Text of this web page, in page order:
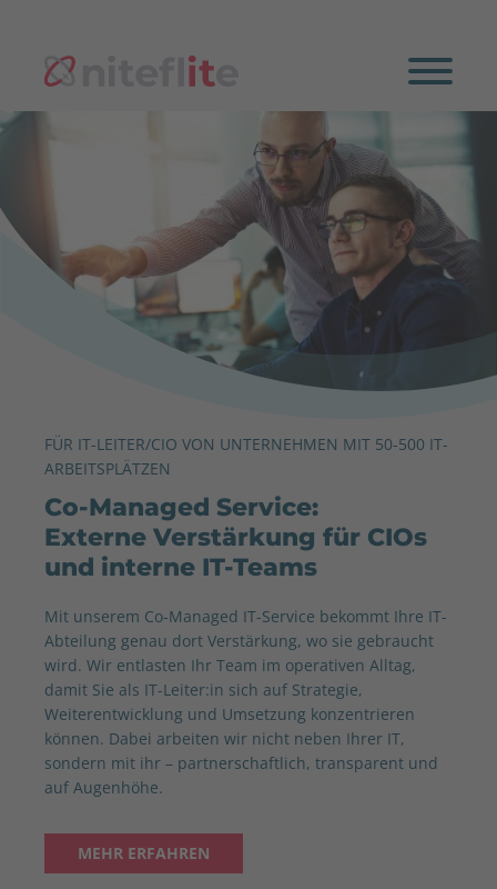
FÜR IT-LEITER/CIO VON UNTERNEHMEN MIT 50-500 IT-
ARBEITSPLÄTZEN
Co-Managed Service:
Externe Verstärkung für CIOs
und interne IT-Teams
Mit unserem Co-Managed IT-Service bekommt Ihre IT-
Abteilung genau dort Verstärkung, wo sie gebraucht
wird. Wir entlasten Ihr Team im operativen Alltag,
damit Sie als IT-Leiter:in sich auf Strategie,
Weiterentwicklung und Umsetzung konzentrieren
können. Dabei arbeiten wir nicht neben Ihrer IT,
sondern mit ihr – partnerschaftlich, transparent und
auf Augenhöhe.
MEHR ERFAHREN